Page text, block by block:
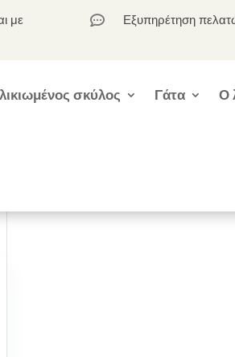
με
 Εξυπηρέτηση
σκύλος Γάτα Ο